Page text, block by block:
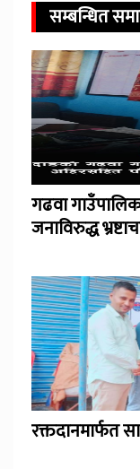
सम्बन्धित
गढवा
जनाविरुद्ध
रक्तदानमार्फत